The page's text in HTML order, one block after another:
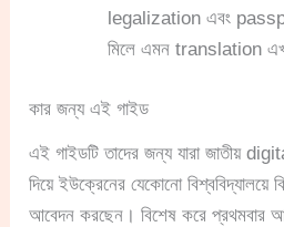
legalization এবং
মিলে এমন translation
কার জন্য এই গাইড
এই গাইডটি তাদের জন্য যারা জাতীয়
দিয়ে ইউক্রেনের যেকোনো বিশ্ববিদ্যালয়ে
আবেদন করছেন। বিশেষ করে প্রথমবার